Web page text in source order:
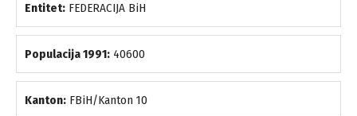
Entitet: FEDERACIJA BiH
Populacija 1991: 40600
Kanton: FBiH/Kanton 10